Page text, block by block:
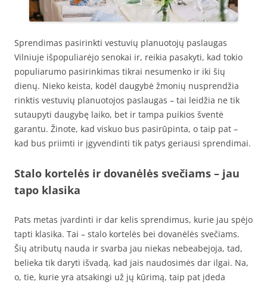
Sprendimas pasirinkti vestuvių planuotojų paslaugas
Vilniuje išpopuliarėjo senokai ir, reikia pasakyti, kad tokio
populiarumo pasirinkimas tikrai nesumenko ir iki šių
dienų. Nieko keista, kodėl daugybė žmonių nusprendžia
rinktis vestuvių planuotojos paslaugas – tai leidžia ne tik
sutaupyti daugybę laiko, bet ir tampa puikios šventė
garantu. Žinote, kad viskuo bus pasirūpinta, o taip pat –
kad bus priimti ir įgyvendinti tik patys geriausi sprendimai.
Stalo kortelės ir dovanėlės svečiams – jau
tapo klasika
Pats metas įvardinti ir dar kelis sprendimus, kurie jau spėjo
tapti klasika. Tai – stalo kortelės bei dovanėlės svečiams.
Šių atributų nauda ir svarba jau niekas nebeabejoja, tad,
belieka tik daryti išvadą, kad jais naudosimės dar ilgai. Na,
o, tie, kurie yra atsakingi už jų kūrimą, taip pat įdeda